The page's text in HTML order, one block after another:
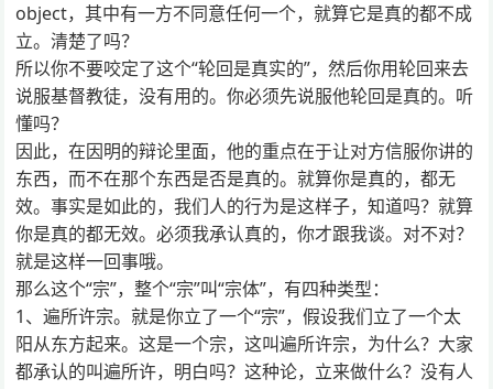
object，其中有一方不同意任何一个，就算它是真的都不成
立。清楚了吗？
所以你不要咬定了这个“轮回是真实的”，然后你用轮回来去
说服基督教徒，没有用的。你必须先说服他轮回是真的。听
懂吗？
因此，在因明的辩论里面，他的重点在于让对方信服你讲的
东西，而不在那个东西是否是真的。就算你是真的，都无
效。事实是如此的，我们人的行为是这样子，知道吗？就算
你是真的都无效。必须我承认真的，你才跟我谈。对不对？
就是这样一回事哦。
那么这个“宗”，整个“宗”叫“宗体”，有四种类型：
1、遍所许宗。就是你立了一个“宗”，假设我们立了一个太
阳从东方起来。这是一个宗，这叫遍所许宗，为什么？大家
都承认的叫遍所许，明白吗？这种论，立来做什么？没有人